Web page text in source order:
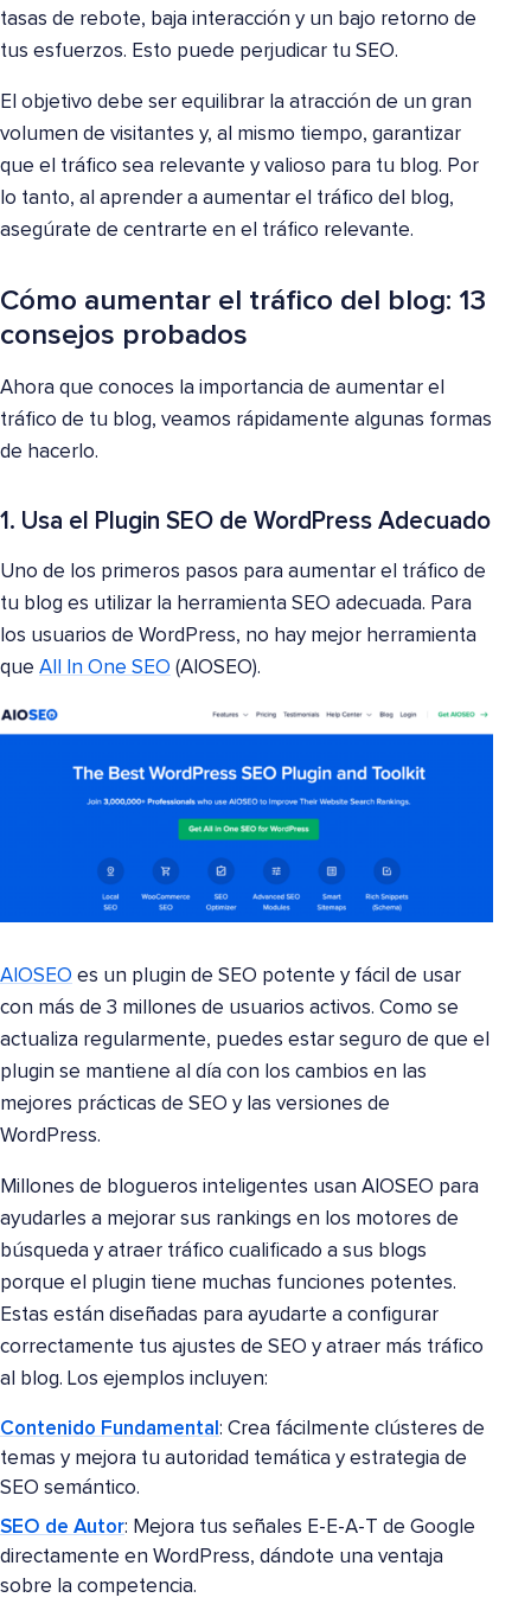
tasas de rebote, baja interacción y un bajo retorno de
tus esfuerzos. Esto puede perjudicar tu SEO.
El objetivo debe ser equilibrar la atracción de un gran
volumen de visitantes y, al mismo tiempo, garantizar
que el tráfico sea relevante y valioso para tu blog. Por
lo tanto, al aprender a aumentar el tráfico del blog,
asegúrate de centrarte en el tráfico relevante.
Cómo aumentar el tráfico del blog: 13
consejos probados
Ahora que conoces la importancia de aumentar el
tráfico de tu blog, veamos rápidamente algunas formas
de hacerlo.
1. Usa el Plugin SEO de WordPress Adecuado
Uno de los primeros pasos para aumentar el tráfico de
tu blog es utilizar la herramienta SEO adecuada. Para
los usuarios de WordPress, no hay mejor herramienta
que All In One SEO (AIOSEO).
AIOSEO es un plugin de SEO potente y fácil de usar
con más de 3 millones de usuarios activos. Como se
actualiza regularmente, puedes estar seguro de que el
plugin se mantiene al día con los cambios en las
mejores prácticas de SEO y las versiones de
WordPress.
Millones de blogueros inteligentes usan AIOSEO para
ayudarles a mejorar sus rankings en los motores de
búsqueda y atraer tráfico cualificado a sus blogs
porque el plugin tiene muchas funciones potentes.
Estas están diseñadas para ayudarte a configurar
correctamente tus ajustes de SEO y atraer más tráfico
al blog. Los ejemplos incluyen:
Contenido Fundamental : Crea fácilmente clústeres de
temas y mejora tu autoridad temática y estrategia de
SEO semántico.
SEO de Autor: Mejora tus señales E-E-A-T de Google
directamente en WordPress, dándote una ventaja
sobre la competencia.